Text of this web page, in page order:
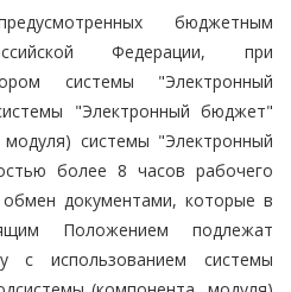
бюджетным
Федерации, при
системы "Электронный
"Электронный бюджет"
системы "Электронный
более 8 часов рабочего
документами, которые в
Положением подлежат
с использованием системы